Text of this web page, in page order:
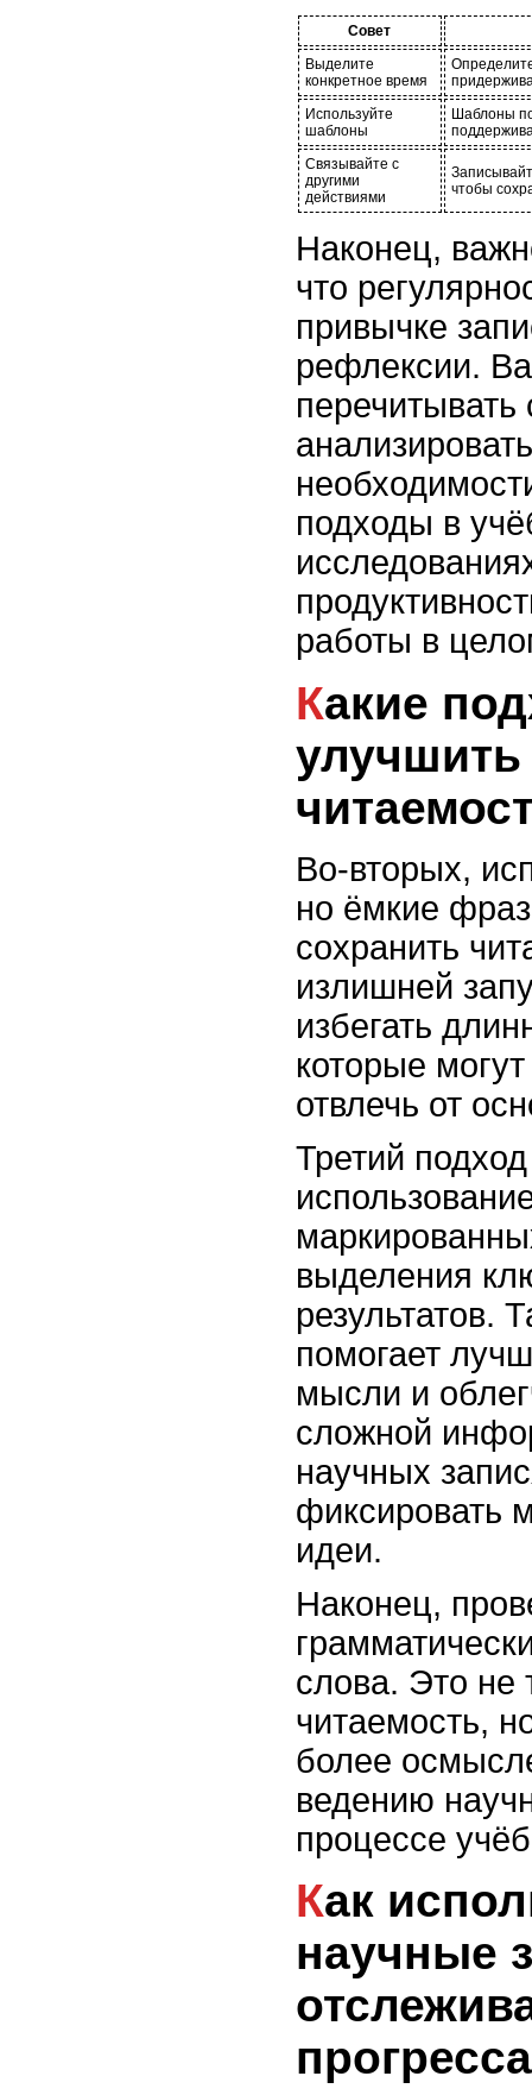
Совет
Выделите
конкретное время
Используйте
шаблоны
Шаблоны
Связывайте с
другими
действиями
чтобы
Наконец,
что
привычке
рефлексии.
перечитывать
подходы в
работы в
Какие подходы помогут
улучшить
Во-вторых,
но ёмкие
сохранить
излишней
избегать
которые
отвлечь от
Третий
выделения
результатов.
помогает
мысли и
сложной
научных
фиксировать
идеи.
Наконец,
слова. Это не
читаемость,
более
ведению
процессе
Как использовать
научные